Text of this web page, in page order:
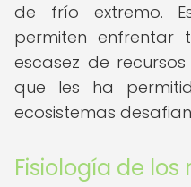
de frío extremo.
permiten enfrentar
escasez de
que les ha
ecosistemas
Fisiología de